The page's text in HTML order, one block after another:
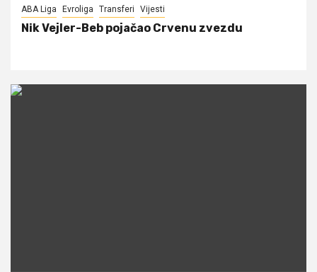
ABA Liga Evroliga Transferi Vijesti
Nik Vejler-Beb pojačao Crvenu zvezdu